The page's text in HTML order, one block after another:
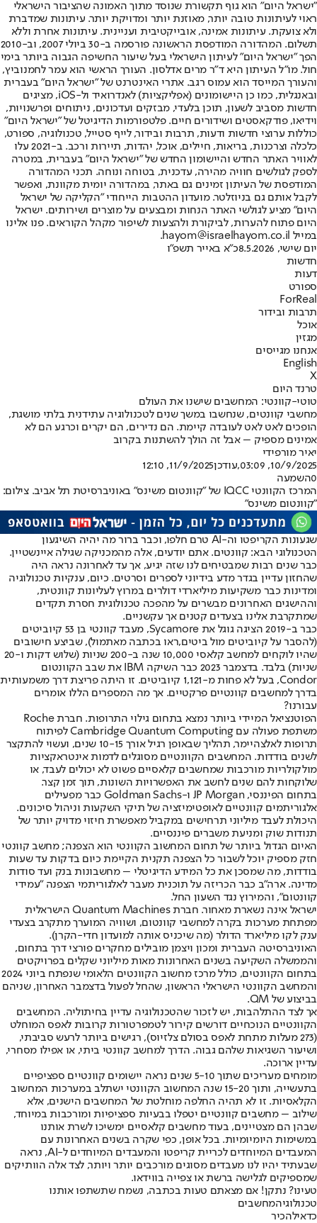
"ישראל היום" הוא גוף תקשורת שנוסד מתוך האמונה שהציבור הישראלי
ראוי לעיתונות טובה יותר, מאוזנת יותר ומדויקת יותר. עיתונות שמדברת
ולא צועקת. עיתונות אמינה, אובייקטיבית ועניינית. עיתונות אחרת וללא
תשלום. המהדורה המודפסת הראשונה פורסמה ב-30 ביולי 2007, וב-2010
הפך "ישראל היום" לעיתון הישראלי בעל שיעור החשיפה הגבוה ביותר בימי
חול. מו"ל העיתון היא ד"ר מרים אדלסון. העורך הראשי הוא עמר לחמנוביץ,
והעורך המייסד הוא עמוס רגב. אתרי האינטרנט של "ישראל היום" בעברית
ובאנגלית, כמו כן היישומונים (אפליקציות) לאנדרואיד ול-iOS, מציגים
חדשות מסביב לשעון, תוכן בלעדי, מבזקים ועדכונים, ניתוחים ופרשנויות,
וידיאו, פודקאסטים ושידורים חיים. פלטפורמות הדיגיטל של "ישראל היום"
כוללות ערוצי חדשות ודעות, תרבות ובידור, לייף סטייל, טכנולוגיה, ספורט,
כלכלה וצרכנות, בריאות, חיילים, אוכל, יהדות, תיירות ורכב. ב-2021 עלו
לאוויר האתר החדש והיישומון החדש של "ישראל היום" בעברית, במטרה
לספק לגולשים חוויה מהירה, עדכנית, בטוחה ונוחה. תכני המהדורה
המודפסת של העיתון זמינים גם באתר, במהדורה יומית מקוונת, ואפשר
לקבל אותם גם בניוזלטר. מועדון ההטבות הייחודי "הקליקה של ישראל
היום" מציע לגולשי האתר הנחות ומבצעים על מוצרים ושירותים. ישראל
היום פתוח להערות, לביקורת ולהצעות לשיפור מקהל הקוראים. פנו אלינו
במייל hayom@israelhayom.co.il.
יום שישי, 8.5.2026
כ"א באייר תשפ"ו
חדשות
דעות
ספורט
ForReal
תרבות ובידור
אוכל
מגזין
אנחנו מגייסים
English
X
טרנד היום
טוטי-קוונטי: המחשבים שישנו את העולם
מחשבי קוונטים, שנחשבו במשך שנים לטכנולוגיה עתידנית בלתי מושגת,
הופכים לאט לאט לעובדה קיימת. הם נדירים, הם יקרים וכרגע הם לא
אמינים מספיק – אבל זה הולך להשתנות בקרוב
יאיר מורפידי
10/9/2025, 03:09
,עודכן11/9/2025, 12:10
0השמעה
המרכז הקוונטי IQCC של "קוונטום משינס" באוניברסיטת תל אביב. צילום:
"קוונטום משינס"
שגעונות הקריפטו וה-AI טרם חלפו, וכבר ברור מה יהיה השיגעון
הטכנולוגי הבא: קוונטים. אתם יודעים, אלה מהמכניקה שגילה איינשטיין.
כבר שנים רבות שמבטיחים לנו שזה יגיע, אך עד לאחרונה נראה היה
שהחזון עדיין בגדר מדע בידיוני לספרים וסרטים. כיום, ענקיות טכנולוגיה
ומדינות כבר משקיעות מיליארדי דולרים במרוץ לעליונות קוונטית,
וההישגים האחרונים מבשרים על מהפכה טכנולוגית חסרת תקדים
שמתקרבת אלינו בצעדים קטנים אך עקשניים.
כבר ב-2019 הציגה גוגל את Sycamore, מעבד קוונטי בן 53 קיוביטים
(להסבר על קיוביטים מול ביטים,ראו בכתבה מאתמול), שביצע חישובים
שהיו לוקחים למחשב קלאסי 10,000 שנה ב-200 שניות (שלוש דקות ו-20
שניות) בלבד. בדצמבר 2023 כבר השיקה IBM את שבב הקוונטום
Condor, בעל לא פחות מ-1,121 קיוביטים. זו היתה פריצת דרך משמעותית
בדרך למחשבים קוונטיים פרקטיים. אך מה המספרים הללו אומרים
עבורנו?
הפוטנציאל המיידי ביותר נמצא בתחום גילוי התרופות. חברת Roche
משתפת פעולה עם Cambridge Quantum Computing לפיתוח
תרופות לאלצהיימר, תהליך שבאופן רגיל אורך 10-15 שנים, ועשוי להתקצר
לשנים בודדות. המחשבים הקוונטיים מסוגלים לדמות אינטראקציות
מולקולריות מורכבות שמחשבים קלאסיים פשוט לא יכולים לעבד, או
שלוקחות להם שנים לחשב את האפשרויות השונות, תוך זמן קצר.
בתחום הפיננסי, JP Morgan ו-Goldman Sachs כבר מפעילים
אלגוריתמים קוונטיים לאופטימיזציה של תיקי השקעות וניהול סיכונים.
היכולת לעבד מיליוני תרחישים במקביל מאפשרת חיזוי מדויק יותר של
תנודות שוק ומניעת משברים פיננסיים.
האיום הגדול ביותר של תחום המחשוב הקוונטי הוא הצפנה; מחשב קוונטי
חזק מספיק יוכל לשבור כל הצפנה תקנית הקיימת כיום בדקות עד שעות
בודדות, מה שמסכן את כל המידע הדיגיטלי – מחשבונות בנק ועד סודות
מדינה. ארה"ב כבר הכריזה על תוכנית מעבר לאלגוריתמי הצפנה "עמידי
קוונטום", והמירוץ נגד השעון החל.
ישראל אינה נשארת מאחור. חברת Quantum Machines הישראלית
מפתחת מערכות בקרה למחשבי קוונטום, ושוויה המוערך מתקרב בצעדי
ענק לקו מיליארד הדולר (מה שיכניס אותה למועדון חדי-הקרן).
האוניברסיטה העברית ומכון ויצמן מובילים מחקרים פורצי דרך בתחום,
והממשלה השקיעה בשנים האחרונות מאות מיליוני שקלים בפרויקטים
בתחום הקוונטים, כולל מרכז מחשוב הקוונטים הלאומי שנפתח ביוני 2024
והמחשב הקוונטי הישראלי הראשון, שהחל לפעול בדצמבר האחרון, שניהם
בביצוע של QM.
אך לצד ההתלהבות, יש לזכור שהטכנולוגיה עדיין בחיתוליה. המחשבים
הקוונטיים הנוכחיים דורשים קירור לטמפרטורות קרובות לאפס המוחלט
(273 מעלות מתחת לאפס בסולם צלזיוס), רגישים ביותר לרעש סביבתי,
ושיעור השגיאות שלהם גבוה. הדרך למחשב קוונטי ביתי, או אפילו מסחרי,
עדיין ארוכה.
מומחים מעריכים שתוך 5-10 שנים נראה יישומים קוונטיים ספציפיים
בתעשייה, ותוך 15-20 שנה המחשוב הקוונטי ישתלב במערכות המחשוב
הקלאסיות. זו לא תהיה החלפה מוחלטת של המחשבים הישנים, אלא
שילוב – מחשבים קוונטיים יטפלו בבעיות ספציפיות ומורכבות במיוחד,
שבהן הם מצטיינים, בעוד מחשבים קלאסיים ימשיכו לשרת אותנו
במשימות היומיומיות. בכל אופן, כפי שקרה בשנים האחרונות עם
המעבדים המיוחדים לכריית קריפטו והמעבדים המיוחדים ל-AI, נראה
שבעתיד יהיו לנו מעבדים מסוגים מורכבים יותר ויותר, לצד אלה הוותיקים
שמספיקים לגלישה ברשת או צפייה בווידאו.
טעינו? נתקן! אם מצאתם טעות בכתבה, נשמח שתשתפו אותנו
טכנולוגיהמחשבים
כדאילהכיר